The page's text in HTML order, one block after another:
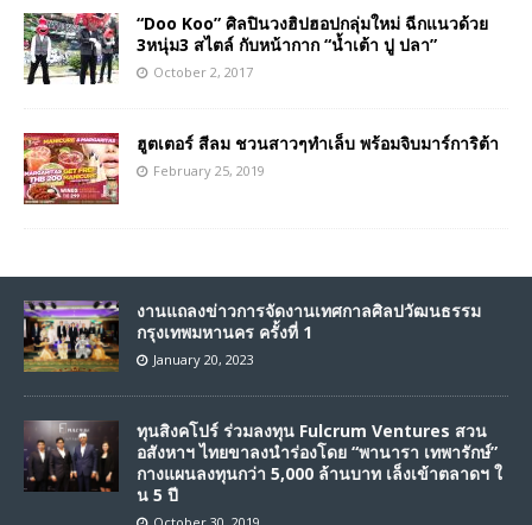
“Doo Koo” ศิลปินวงฮิปฮอปกลุ่มใหม่ ฉีกแนวด้วย
3หนุ่ม3 สไตล์ กับหน้ากาก “น้ำเต้า ปู ปลา”
October 2, 2017
ฮูตเตอร์ สีลม ชวนสาวๆทำเล็บ พร้อมจิบมาร์การิต้า
February 25, 2019
งานแถลงข่าวการจัดงานเทศกาลศิลปวัฒนธรรม
กรุงเทพมหานคร ครั้งที่ 1
January 20, 2023
ทุนสิงคโปร์ ร่วมลงทุน Fulcrum Ventures สวน
อสังหาฯ ไทยขาลงนำร่องโดย “พานารา เทพารักษ์”
กางแผนลงทุนกว่า 5,000 ล้านบาท เล็งเข้าตลาดฯ ใ
น 5 ปี